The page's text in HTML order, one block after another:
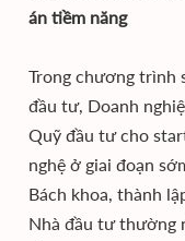
án tiềm năng
Trong chương trình
đầu tư, Doanh
Quỹ đầu tư cho
nghệ ở giai đoạn
Bách khoa, thành
Nhà đầu tư thường